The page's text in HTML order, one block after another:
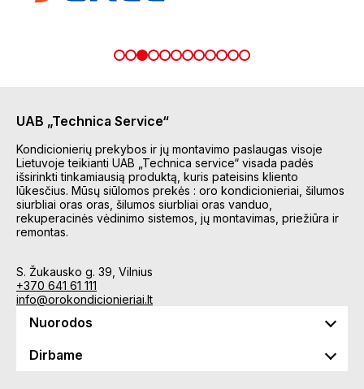
UAB „Technica Service“
Kondicionierių prekybos ir jų montavimo paslaugas visoje
Lietuvoje teikianti UAB „Technica service“ visada padės
išsirinkti tinkamiausią produktą, kuris pateisins kliento
lūkesčius. Mūsų siūlomos prekės : oro kondicionieriai, šilumos
siurbliai oras oras, šilumos siurbliai oras vanduo,
rekuperacinės vėdinimo sistemos, jų montavimas, priežiūra ir
remontas.
S. Žukausko g. 39, Vilnius
+370 641 61 111
info@orokondicionieriai.lt
Nuorodos
Dirbame